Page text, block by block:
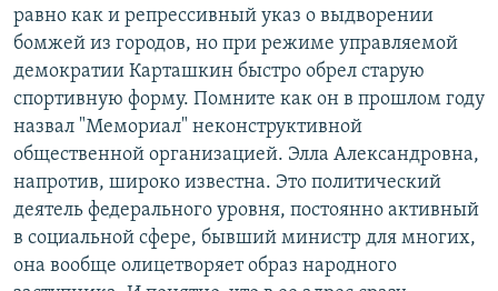
равно как и репрессивный указ о выдворении
бомжей из городов, но при режиме управляемой
демократии Карташкин быстро обрел старую
спортивную форму. Помните как он в прошлом году
назвал "Мемориал" неконструктивной
общественной организацией. Элла Александровна,
напротив, широко известна. Это политический
деятель федерального уровня, постоянно активный
в социальной сфере, бывший министр для многих,
она вообще олицетворяет образ народного